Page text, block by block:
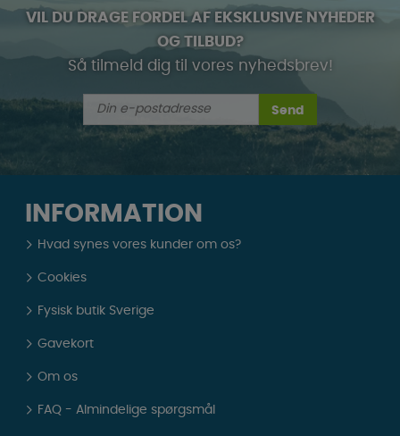
VIL DU DRAGE FORDEL AF EKSKLUSIVE NYHEDER
OG TILBUD?
Så tilmeld dig til vores nyhedsbrev!
Send
INFORMATION
Hvad synes vores kunder om os?
Cookies
Fysisk butik Sverige
Gavekort
Om os
FAQ - Almindelige spørgsmål